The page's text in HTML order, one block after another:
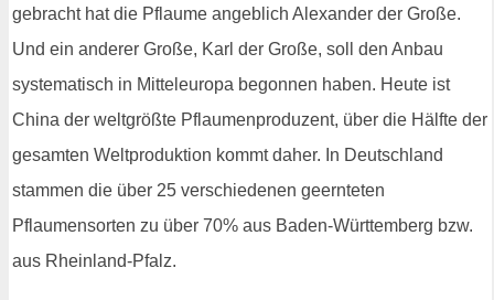
gebracht hat die Pflaume angeblich Alexander der Große.
Und ein anderer Große, Karl der Große, soll den Anbau
systematisch in Mitteleuropa begonnen haben. Heute ist
China der weltgrößte Pflaumenproduzent, über die Hälfte der
gesamten Weltproduktion kommt daher. In Deutschland
stammen die über 25 verschiedenen geernteten
Pflaumensorten zu über 70% aus Baden-Württemberg bzw.
aus Rheinland-Pfalz.